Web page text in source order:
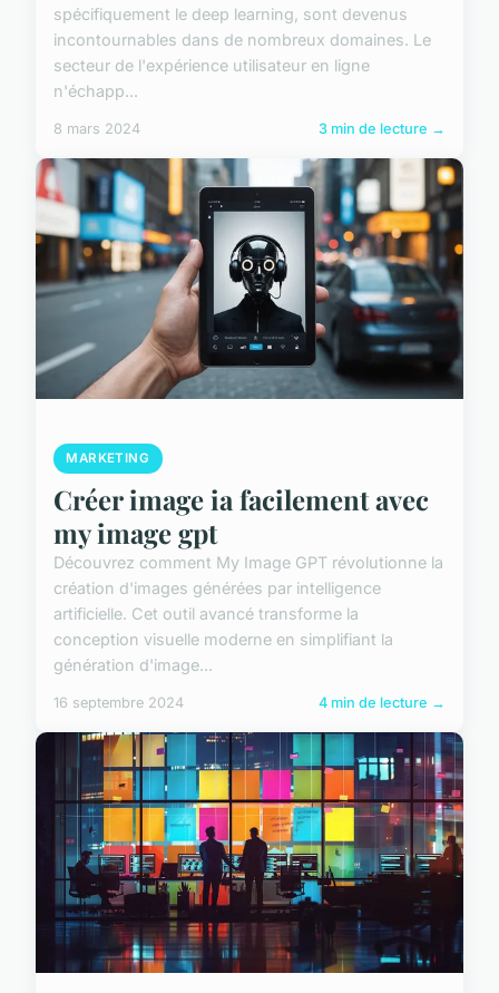
spécifiquement le deep learning, sont devenus
incontournables dans de nombreux domaines. Le
secteur de l'expérience utilisateur en ligne
n'échapp...
8 mars 2024 3 min de lecture →
MARKETING
Créer image ia facilement avec
my image gpt
Découvrez comment My Image GPT révolutionne la
création d'images générées par intelligence
artificielle. Cet outil avancé transforme la
conception visuelle moderne en simplifiant la
génération d'image...
16 septembre 2024 4 min de lecture →